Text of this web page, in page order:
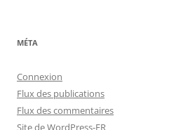
MÉTA
Connexion
Flux des publications
Flux des commentaires
Site de WordPress-FR